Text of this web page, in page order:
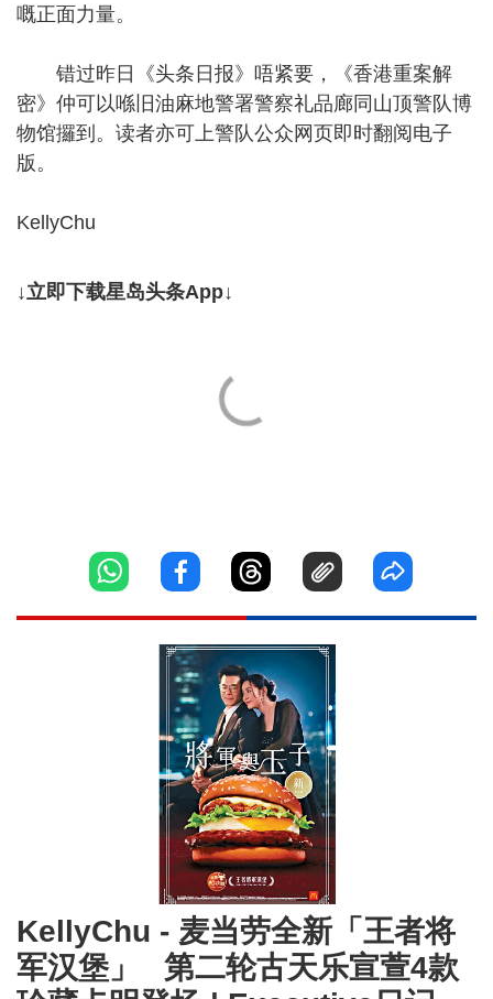
嘅正面力量。
错过昨日《头条日报》唔紧要，《香港重案解
密》仲可以喺旧油麻地警署警察礼品廊同山顶警队博
物馆攞到。读者亦可上警队公众网页即时翻阅电子
版。
KellyChu
↓立即下载星岛头条App↓
KellyChu - 麦当劳全新「王者将
军汉堡」 第二轮古天乐宣萱4款